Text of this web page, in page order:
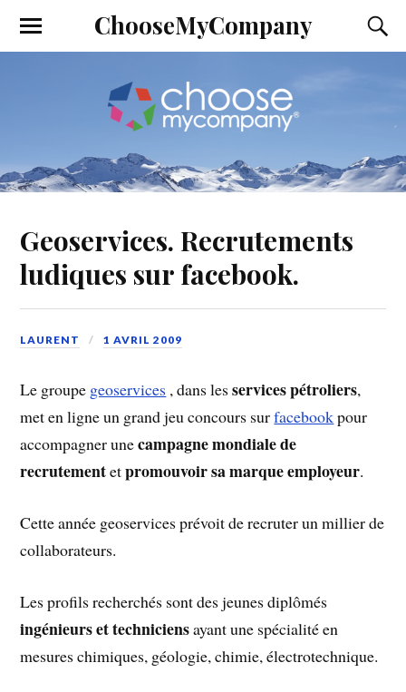
ChooseMyCompany
Geoservices. Recrutements
ludiques sur facebook.
LAURENT 1 AVRIL 2009
Le groupe geoservices , dans lesservices pétroliers,
met en ligne un grand jeu concours surfacebookpour
accompagner unecampagne mondiale de
recrutementetpromouvoir sa marque employeur.
Cette année geoservices prévoit de recruter un millier de
collaborateurs.
Les profils recherchés sont des jeunes diplômés
ingénieurs et techniciensayant une spécialité en
mesures chimiques, géologie, chimie, électrotechnique.